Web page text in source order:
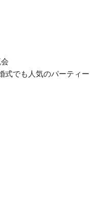
式でも人気のパーティー